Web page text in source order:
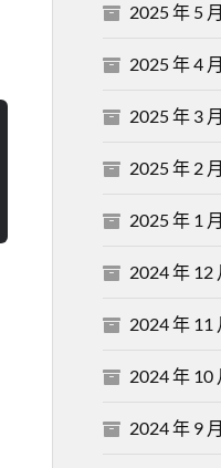
2025 年 5 月
2025 年 4 月
2025 年 3 月
2025 年 2 月
2025 年 1 月
2024 年 12
2024 年 11
2024 年 10
2024 年 9 月